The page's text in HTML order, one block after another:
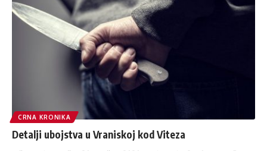
CRNA KRONIKA
Detalji ubojstva u Vraniskoj kod Viteza